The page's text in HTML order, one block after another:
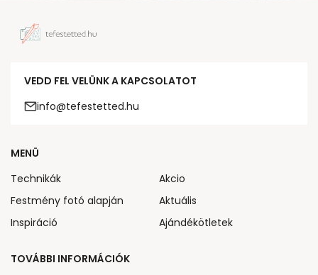
VEDD FEL VELÜNK A KAPCSOLATOT
info@tefestetted.hu
MENÜ
Technikák
Festmény fotó alapján
Inspiráció
Akcio
Aktuális
Ajándékötletek
TOVÁBBI INFORMÁCIÓK